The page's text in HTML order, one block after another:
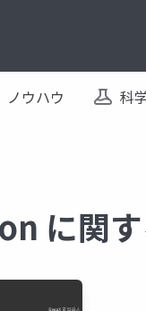
ノウハウ 科
に関す